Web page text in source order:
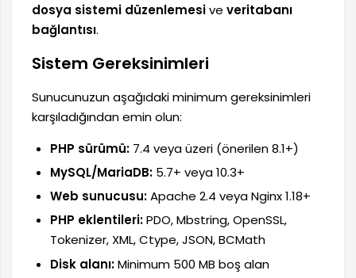
dosya sistemi düzenlemesive veritabanı
bağlantısı.
Sistem Gereksinimleri
Sunucunuzun aşağıdaki minimum gereksinimleri
karşıladığından emin olun:
PHP sürümü:7.4 veya üzeri (önerilen 8.1+)
MySQL/MariaDB:5.7+ veya 10.3+
Web sunucusu:Apache 2.4 veya Nginx 1.18+
PHP eklentileri:PDO, Mbstring, OpenSSL,
Tokenizer, XML, Ctype, JSON, BCMath
Disk alanı:Minimum 500 MB boş alan